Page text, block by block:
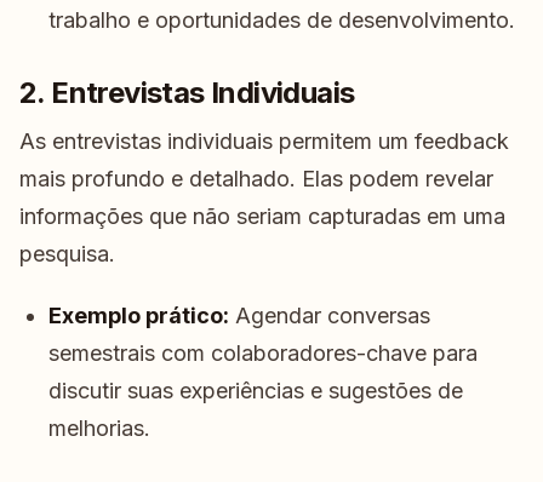
trabalho e oportunidades de desenvolvimento.
2. Entrevistas Individuais
As entrevistas individuais permitem um feedback
mais profundo e detalhado. Elas podem revelar
informações que não seriam capturadas em uma
pesquisa.
Exemplo prático: Agendar conversas
semestrais com colaboradores-chave para
discutir suas experiências e sugestões de
melhorias.